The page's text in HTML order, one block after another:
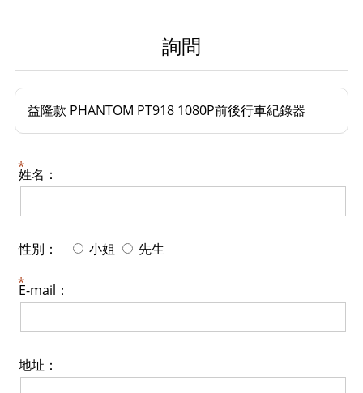
詢問
益隆款 PHANTOM PT918 1080P前後行車紀錄器
姓名：
性別： 小姐 先生
E-mail：
地址：